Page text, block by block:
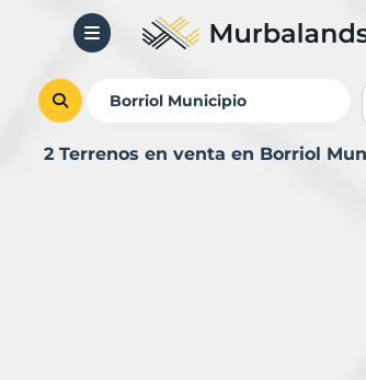
2 Terrenos en venta en Borriol